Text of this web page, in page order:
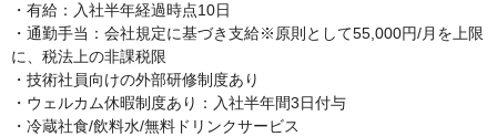
・有給：入社半年経過時点10日
・通勤手当：会社規定に基づき支給※原則として55,000円/月を上限
に、税法上の非課税限
・技術社員向けの外部研修制度あり
・ウェルカム休暇制度あり：入社半年間3日付与
・冷蔵社食/飲料水/無料ドリンクサービス